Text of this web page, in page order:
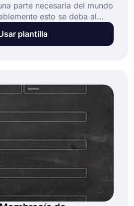
parte necesaria del mundo
esto se deba al
forma más eficiente de
Además, los formularios
potenciales. Utilice
de solicitud gratuita
propio formulario.
plantilla